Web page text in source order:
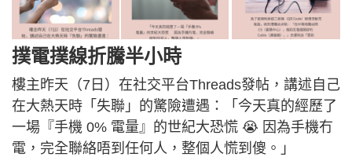
撲電撲線折騰半小時
樓主昨天（7日）在社交平台Threads發帖，講述自己
在大熱天時「失聯」的驚險遭遇：「今天真的經歷了
一場『手機 0% 電量』的世紀大恐慌 😭 因為手機冇
電，完全聯絡唔到任何人，整個人慌到傻。」